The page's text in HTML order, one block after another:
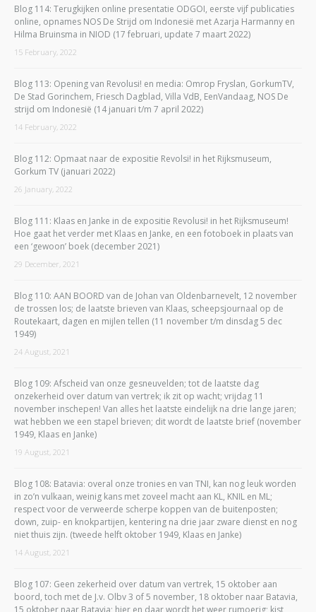
Blog 114: Terugkijken online presentatie ODGOI, eerste vijf publicaties
online, opnames NOS De Strijd om Indonesië met Azarja Harmanny en
Hilma Bruinsma in NIOD (17 februari, update 7 maart 2022)
15 February, 2022
Blog 113: Opening van Revolusi! en media: Omrop Fryslan, GorkumTV,
De Stad Gorinchem, Friesch Dagblad, Villa VdB, EenVandaag, NOS De
strijd om Indonesië (14 januari t/m 7 april 2022)
14 February, 2022
Blog 112: Opmaat naar de expositie Revolsi! in het Rijksmuseum,
Gorkum TV (januari 2022)
26 January, 2022
Blog 111: Klaas en Janke in de expositie Revolusi! in het Rijksmuseum!
Hoe gaat het verder met Klaas en Janke, en een fotoboek in plaats van
een ‘gewoon’ boek (december 2021)
29 December, 2021
Blog 110: AAN BOORD van de Johan van Oldenbarnevelt, 12 november
de trossen los; de laatste brieven van Klaas, scheepsjournaal op de
Routekaart, dagen en mijlen tellen (11 november t/m dinsdag 5 dec
1949)
24 August, 2021
Blog 109: Afscheid van onze gesneuvelden; tot de laatste dag
onzekerheid over datum van vertrek; ik zit op wacht; vrijdag 11
november inschepen! Van alles het laatste eindelijk na drie lange jaren;
wat hebben we een stapel brieven; dit wordt de laatste brief (november
1949, Klaas en Janke)
19 August, 2021
Blog 108: Batavia: overal onze tronies en van TNI, kan nog leuk worden
in zo’n vulkaan, weinig kans met zoveel macht aan KL, KNIL en ML;
respect voor de verweerde scherpe koppen van de buitenposten;
down, zuip- en knokpartijen, kentering na drie jaar zware dienst en nog
niet thuis zijn. (tweede helft oktober 1949, Klaas en Janke)
14 August, 2021
Blog 107: Geen zekerheid over datum van vertrek, 15 oktober aan
boord, toch met de J.v. Olbv 3 of 5 november, 18 oktober naar Batavia,
15 oktober naar Batavia; hier en daar wordt het weer rumoerig; kist